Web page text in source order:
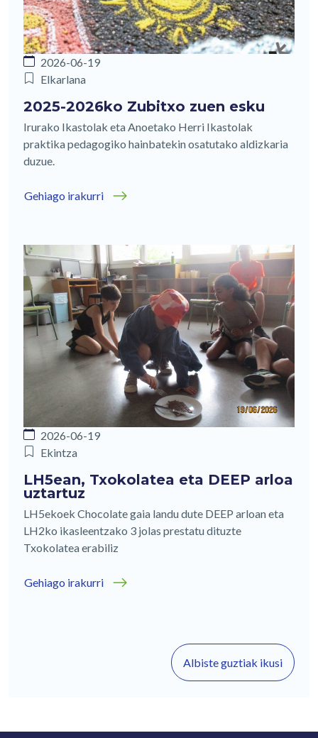
2026-06-19
Elkarlana
2025-2026ko Zubitxo zuen esku
Irurako Ikastolak eta Anoetako Herri Ikastolak
praktika pedagogiko hainbatekin osatutako aldizkaria
duzue.
Gehiago irakurri
2026-06-19
Ekintza
LH5ean, Txokolatea eta DEEP arloa
uztartuz
LH5ekoek Chocolate gaia landu dute DEEP arloan eta
LH2ko ikasleentzako 3 jolas prestatu dituzte
Txokolatea erabiliz
Gehiago irakurri
Albiste guztiak ikusi